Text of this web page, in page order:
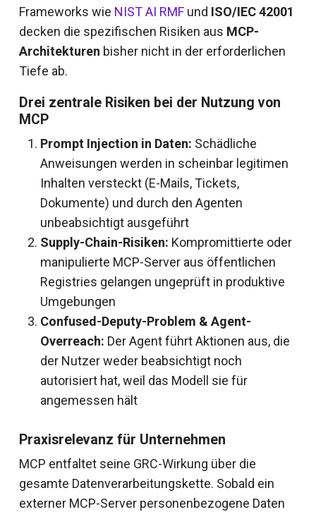
Frameworks wie NIST AI RMFund ISO/IEC 42001
decken die spezifischen Risiken aus MCP-
Architekturen bisher nicht in der erforderlichen
Tiefe ab.
Drei zentrale Risiken bei der Nutzung von
MCP
Prompt Injection in Daten: Schädliche
Anweisungen werden in scheinbar legitimen
Inhalten versteckt (E-Mails, Tickets,
Dokumente) und durch den Agenten
unbeabsichtigt ausgeführt
Supply-Chain-Risiken: Kompromittierte oder
manipulierte MCP-Server aus öffentlichen
Registries gelangen ungeprüft in produktive
Umgebungen
Confused-Deputy-Problem & Agent-
Overreach: Der Agent führt Aktionen aus, die
der Nutzer weder beabsichtigt noch
autorisiert hat, weil das Modell sie für
angemessen hält
Praxisrelevanz für Unternehmen
MCP entfaltet seine GRC-Wirkung über die
gesamte Datenverarbeitungskette. Sobald ein
externer MCP-Server personenbezogene Daten